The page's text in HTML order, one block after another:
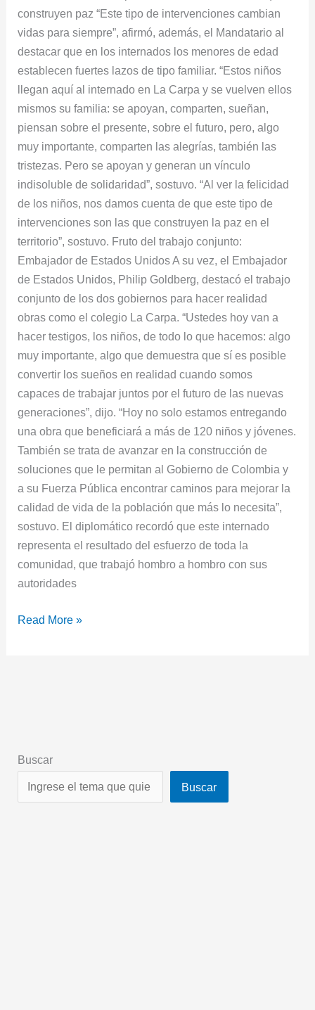
construyen paz “Este tipo de intervenciones cambian
vidas para siempre”, afirmó, además, el Mandatario al
destacar que en los internados los menores de edad
establecen fuertes lazos de tipo familiar. “Estos niños
llegan aquí al internado en La Carpa y se vuelven ellos
mismos su familia: se apoyan, comparten, sueñan,
piensan sobre el presente, sobre el futuro, pero, algo
muy importante, comparten las alegrías, también las
tristezas. Pero se apoyan y generan un vínculo
indisoluble de solidaridad”, sostuvo. “Al ver la felicidad
de los niños, nos damos cuenta de que este tipo de
intervenciones son las que construyen la paz en el
territorio”, sostuvo. Fruto del trabajo conjunto:
Embajador de Estados Unidos A su vez, el Embajador
de Estados Unidos, Philip Goldberg, destacó el trabajo
conjunto de los dos gobiernos para hacer realidad
obras como el colegio La Carpa. “Ustedes hoy van a
hacer testigos, los niños, de todo lo que hacemos: algo
muy importante, algo que demuestra que sí es posible
convertir los sueños en realidad cuando somos
capaces de trabajar juntos por el futuro de las nuevas
generaciones”, dijo. “Hoy no solo estamos entregando
una obra que beneficiará a más de 120 niños y jóvenes.
También se trata de avanzar en la construcción de
soluciones que le permitan al Gobierno de Colombia y
a su Fuerza Pública encontrar caminos para mejorar la
calidad de vida de la población que más lo necesita”,
sostuvo. El diplomático recordó que este internado
representa el resultado del esfuerzo de toda la
comunidad, que trabajó hombro a hombro con sus
autoridades
Read More »
Buscar
Buscar